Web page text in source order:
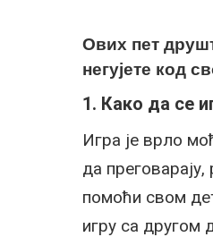
Ових пет
негујете код
1. Како да се
Игра је врло
да
помоћи свом
игру са другом